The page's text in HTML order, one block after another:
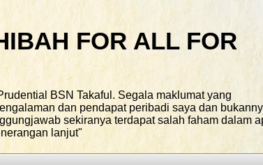
FOR ALL FOR
BSN Takaful. Segala maklumat yang
dan pendapat peribadi saya dan
sekiranya terdapat salah faham dalam
lanjut"